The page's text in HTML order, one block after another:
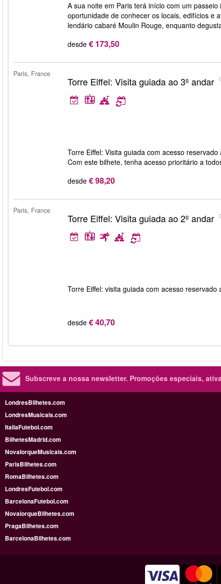
A sua noite em Paris terá início com um
oportunidade de conhecer os locais, edifícios e
lendário cabaré Moulin Rouge, enquanto
desde € 173,50
Paris, France
Torre Eiffel: Visita guiada ao 3º andar
Torre Eiffel: Visita guiada com acesso reservado
Com este bilhete, tenha acesso prioritário a
desde € 98,20
Paris, France
Torre Eiffel: Visita guiada ao 2º andar
Torre Eiffel: visita guiada com acesso
desde € 40,70
Subscreve a nossa newsletter. Promoções especiais,
LondresBilhetes.com
LondresMusicais.com
ItaliaFutebol.com
BilhetesMadrid.com
NovaIorqueMusicais.com
ParisBilhetes.com
RomaBilhetes.com
LondresFutebol.com
BarcelonaFutebol.com
NovaiorqueBilhetes.com
PragaBilhetes.com
BarcelonaBilhetes.com